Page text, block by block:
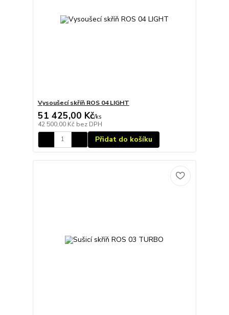
Vysoušecí skříň ROS 04 LIGHT
51 425,00 Kč/ks
42 500,00 Kč bez DPH
Přidat do košíku